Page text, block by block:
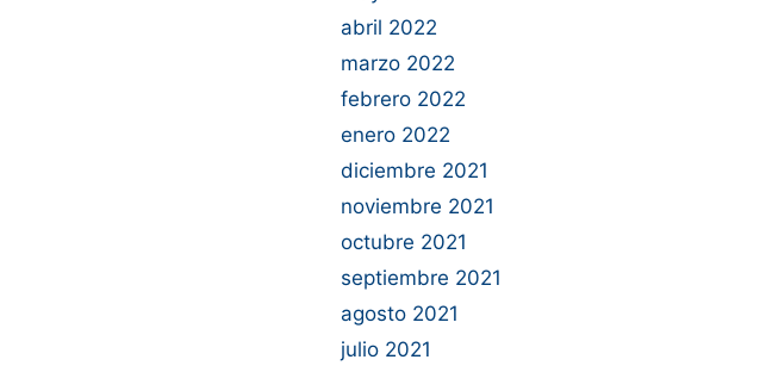
abril 2022
marzo 2022
febrero 2022
enero 2022
diciembre 2021
noviembre 2021
octubre 2021
septiembre 2021
agosto 2021
julio 2021